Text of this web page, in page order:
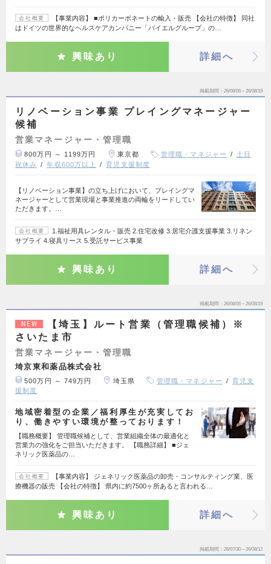
会社概要
【事業内容】 ■ポリカーボネートの輸入・販売 【会社の特徴】 同社
はドイツの世界的なヘルスケアカンパニー「バイエルグループ」の…
興味あり 詳細へ
掲載期間 26/08/06～26/08/19
リノベーション事業 プレイングマネージャー
候補
営業マネージャー・管理職
800万円 ～ 1199万円 東京都 管理職・マネジャー
土日
祝休み
年収600万以上 育児支援制度
【リノベーション事業】の立ち上げにおいて、プレイングマ
ネージャーとして営業現場と事業推進の両輪をリードしてい
ただきます。…
会社概要
1.福祉用具レンタル・販売 2.住宅改修 3.居宅介護支援事業 3.リネン
サプライ 4.寝具リース 5.受託サービス事業
興味あり 詳細へ
掲載期間 26/08/06～26/08/19
NEW
【埼玉】ルート営業（管理職候補）※
さいたま市
営業マネージャー・管理職
埼京東和薬品株式会社
500万円 ～ 749万円 埼玉県 管理職・マネジャー
育児支
援制度
地域密着型の企業／福利厚生が充実してお
り、働きやすい環境が整っております！
【職務概要】 管理職候補として、営業組織全体の最適化と
営業力の強化をご担当いただきます。 【職務詳細】 ■ジェ
ネリック医薬品の…
会社概要
【事業内容】 ジェネリック医薬品の卸売・コンサルティング業、医
療機器の販売 【会社の特徴】 県内に約7500ヶ所あると言われる…
興味あり 詳細へ
掲載期間 26/07/30～26/08/12